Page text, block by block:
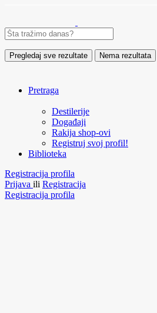
Pregledaj sve rezultate Nema rezultata
Pretraga
Destilerije
Događaji
Rakija shop-ovi
Registruj svoj profil!
Biblioteka
Registracija profila
Prijava ili Registracija
Registracija profila